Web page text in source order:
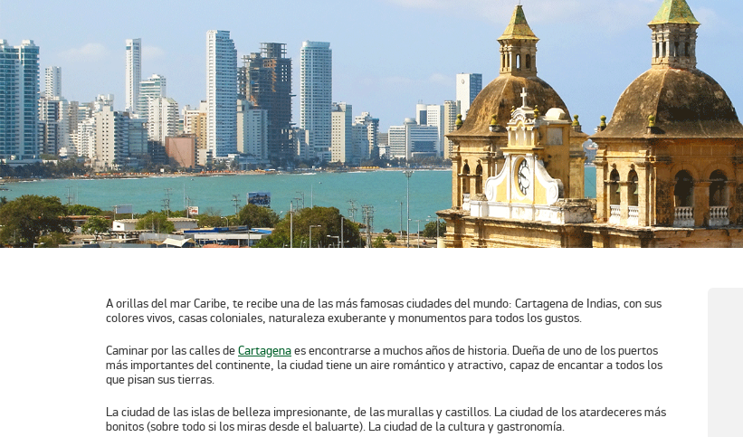
A orillas del mar Caribe, te recibe una de las más famosas ciudades del mundo: Cartagena de Indias, con sus
colores vivos, casas coloniales, naturaleza exuberante ymonumentos para todos los gustos.
Caminar por las calles deCartagenaes encontrarse a muchos años de historia. Dueña de uno de los puertos
más importantes del continente, la ciudad tiene un aire romántico y atractivo, capaz de encantar a todos los
que pisan sus tierras.
La ciudad de las islas de belleza impresionante, de las murallas y castillos. La ciudad de los atardeceres más
bonitos (sobre todo si los miras desde el baluarte). La ciudad de la cultura y gastronomía.